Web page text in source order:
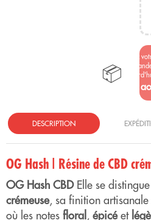
📦
Passez
le 7
DESCRIPTION
OG Hash | Résine de CBD
OG Hash CBDElle se
crémeuse, sa finition
où les notes floral , épicéet